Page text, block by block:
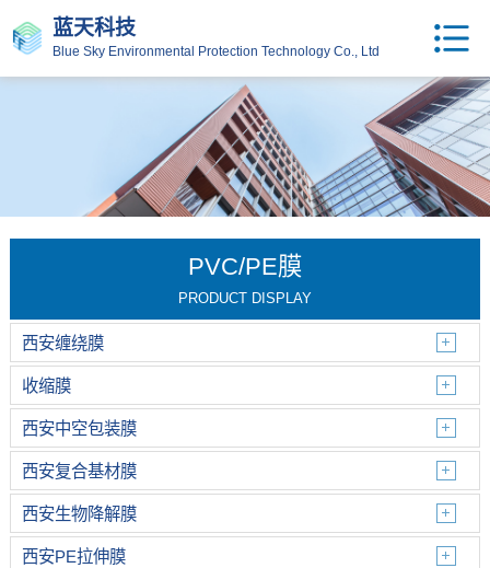
蓝天科技
Blue Sky Environmental Protection Technology Co., Ltd
PVC/PE膜
PRODUCT DISPLAY
西安缠绕膜
收缩膜
西安中空包装膜
西安复合基材膜
西安生物降解膜
西安PE拉伸膜